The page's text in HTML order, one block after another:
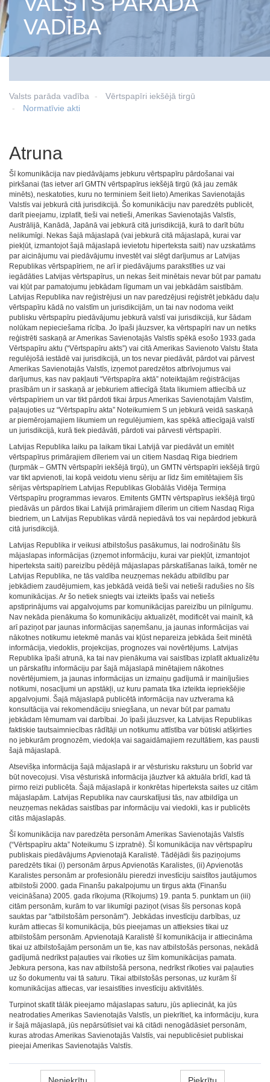
VADĪBA
Valsts parāda vadība
Vērtspapīri iekšējā tirgū
Normatīvie akti
Atruna
Šī komunikācija nav piedāvājams jebkuru vērtspapīru pārdošanai vai
pirkšanai (tas ietver arī GMTN vērtspapīrus iekšējā tirgū (kā jau zemāk
minēts), neskatoties, kuru no terminiem šeit lieto) Amerikas Savienotajās
Valstīs vai jebkurā citā jurisdikcijā. Šo komunikāciju nav paredzēts publicēt,
darīt pieejamu, izplatīt, tieši vai netieši, Amerikas Savienotajās Valstīs,
Austrālijā, Kanādā, Japānā vai jebkurā citā jurisdikcijā, kurā to darīt būtu
nelikumīgi. Nekas šajā mājaslapā (vai jebkurā citā mājaslapā, kurai var
piekļūt, izmantojot šajā mājaslapā ievietotu hiperteksta saiti) nav uzskatāms
par aicinājumu vai piedāvājumu investēt vai slēgt darījumus ar Latvijas
Republikas vērtspapīriem, ne arī ir piedāvājums parakstīties uz vai
iegādāties Latvijas vērtspapīrus, un nekas šeit minētais nevar būt par pamatu
vai kļūt par pamatojumu jebkādam līgumam un vai jebkādām saistībām.
Latvijas Republika nav reģistrējusi un nav paredzējusi reģistrēt jebkādu daļu
vērtspapīru kādā no valstīm un jurisdikcijām, un tai nav nodoma veikt
publisku vērtspapīru piedāvājumu jebkurā valstī vai jurisdikcijā, kur šādam
nolūkam nepieciešama rīcība. Jo īpaši jāuzsver, ka vērtspapīri nav un netiks
reģistrēti saskaņā ar Amerikas Savienotajās Valstīs spēkā esošo 1933.gada
Vērtspapīru aktu (“Vērtspapīru akts”) vai citā Amerikas Savienoto Valstu štata
regulējošā iestādē vai jurisdikcijā, un tos nevar piedāvāt, pārdot vai pārvest
Amerikas Savienotajās Valstīs, izņemot paredzētos atbrīvojumus vai
darījumus, kas nav pakļauti “Vērtspapīra aktā” noteiktajām reģistrācijas
prasībām un ir saskaņā ar jebkuriem attiecīgā štata likumiem attiecībā uz
vērtspapīriem un var tikt pārdoti tikai ārpus Amerikas Savienotajām Valstīm,
paļaujoties uz “Vērtspapīru akta” Noteikumiem S un jebkurā veidā saskaņā
ar piemērojamajiem likumiem un regulējumiem, kas spēkā attiecīgajā valstī
un jurisdikcijā, kurā tiek piedāvāti, pārdoti vai pārvesti vērtspapīri.
Latvijas Republika laiku pa laikam tikai Latvijā var piedāvāt un emitēt
vērtspapīrus primārajiem dīleriem vai un citiem Nasdaq Riga biedriem
(turpmāk – GMTN vērtspapīri iekšējā tirgū), un GMTN vērtspapīri iekšējā tirgū
var tikt apvienoti, lai kopā veidotu vienu sēriju ar līdz šim emitētajiem šīs
sērijas vērtspapīriem Latvijas Republikas Globālās Vidēja Termiņa
Vērtspapīru programmas ievaros. Emitents GMTN vērtspapīrus iekšējā tirgū
piedāvās un pārdos tikai Latvijā primārajiem dīlerim un citiem Nasdaq Riga
biedriem, un Latvijas Republikas vārdā nepiedāvā tos vai nepārdod jebkurā
citā jurisdikcijā.
Latvijas Republika ir veikusi atbilstošus pasākumus, lai nodrošinātu šīs
mājaslapas informācijas (izņemot informāciju, kurai var piekļūt, izmantojot
hiperteksta saiti) pareizību pēdējā mājaslapas pārskatīšanas laikā, tomēr ne
Latvijas Republika, ne tās valdība neuzņemas nekādu atbildību par
jebkādiem zaudējumiem, kas jebkādā veidā tieši vai netieši radušies no šīs
komunikācijas. Ar šo netiek sniegts vai izteikts īpašs vai netiešs
apstiprinājums vai apgalvojums par komunikācijas pareizību un pilnīgumu.
Nav nekāda pienākuma šo komunikāciju aktualizēt, modificēt vai mainīt, kā
arī paziņot par jaunas informācijas saņemšanu, ja jaunas informācijas vai
nākotnes notikumu ietekmē manās vai kļūst nepareiza jebkāda šeit minētā
informācija, viedoklis, projekcijas, prognozes vai novērtējums. Latvijas
Republika īpaši atrunā, ka tai nav pienākuma vai saistības izplatīt aktualizētu
un pārskatītu informāciju par šajā mājaslapā minētajiem nākotnes
novērtējumiem, ja jaunas informācijas un izmaiņu gadījumā ir mainījušies
notikumi, nosacījumi un apstākļi, uz kuru pamata tika izteikta iepriekšējie
apgalvojumi. Šajā mājaslapā publicētā informācija nav uztverama kā
konsultācija vai rekomendāciju sniegšana, un nevar būt par pamatu
jebkādam lēmumam vai darbībai. Jo īpaši jāuzsver, ka Latvijas Republikas
faktiskie tautsaimniecības rādītāji un notikumu attīstība var būtiski atšķirties
no jebkurām prognozēm, viedokļa vai sagaidāmajiem rezultātiem, kas pausti
šajā mājaslapā.
Atsevišķa informācija šajā mājaslapā ir ar vēsturisku raksturu un šobrīd var
būt novecojusi. Visa vēsturiskā informācija jāuztver kā aktuāla brīdī, kad tā
pirmo reizi publicēta. Šajā mājaslapā ir konkrētas hiperteksta saites uz citām
mājaslapām. Latvijas Republika nav caurskatījusi tās, nav atbildīga un
neuzņemas nekādas saistības par informāciju vai viedokli, kas ir publicēts
citās mājaslapās.
Šī komunikācija nav paredzēta personām Amerikas Savienotajās Valstīs
(“Vērtspapīru akta” Noteikumu S izpratnē). Šī komunikācija nav vērtspapīru
publiskais piedāvājums Apvienotajā Karalistē. Tādējādi šis paziņojums
paredzēts tikai (i) personām ārpus Apvienotās Karalistes, (ii) Apvienotās
Karalistes personām ar profesionālu pieredzi investīciju saistītos jautājumos
atbilstoši 2000. gada Finanšu pakalpojumu un tirgus akta (Finanšu
veicināšana) 2005. gada rīkojuma (Rīkojums) 19. panta 5. punktam un (iii)
citām personām, kurām to var likumīgi paziņot (visas šīs personas kopā
sauktas par "atbilstošām personām"). Jebkādas investīciju darbības, uz
kurām attiecas šī komunikācija, būs pieejamas un attieksies tikai uz
atbilstošām personām. Apvienotajā Karalistē šī komunikācija ir attiecināma
tikai uz atbilstošajām personām un tie, kas nav atbilstošās personas, nekādā
gadījumā nedrīkst paļauties vai rīkoties uz šīm komunikācijas pamata.
Jebkura persona, kas nav atbilstošā persona, nedrīkst rīkoties vai paļauties
uz šo dokumentu vai tā saturu. Tikai atbilstošās personas, uz kurām šī
komunikācijas attiecas, var iesaistīties investīciju aktivitātēs.
Turpinot skatīt tālāk pieejamo mājaslapas saturu, jūs apliecināt, ka jūs
neatrodaties Amerikas Savienotajās Valstīs, un piekrītiet, ka informāciju, kura
ir šajā mājaslapā, jūs nepārsūtīsiet vai kā citādi nenogādāsiet personām,
kuras atrodas Amerikas Savienotajās Valstīs, vai nepublicēsiet publiskai
pieejai Amerikas Savienotajās Valstīs.